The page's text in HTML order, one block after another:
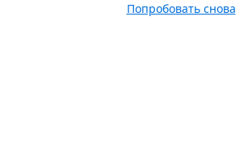
Попробовать снова